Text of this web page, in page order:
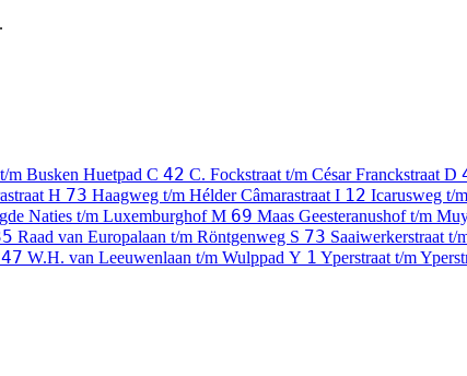
m Busken Huetpad C 42 C. Fockstraat t/m César Franckstraat D
H 73 Haagweg t/m Hélder Câmarastraat I 12 Icarusweg t/
Naties t/m LuxemburghofM 69 Maas Geesteranushof t/m
Raad van Europalaan t/m Röntgenweg S 73 Saaiwerkerstraat t/
47 W.H. van Leeuwenlaan t/m Wulppad Y 1 Yperstraat t/m